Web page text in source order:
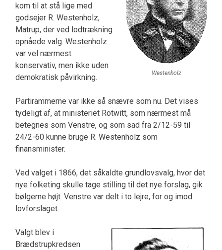
Westenholz
kom til at stå lige med
godsejer R. Westen­holz,
Matrup, der ved lodtrækning
opnåede valg. Westenholz
var vel nærmest
konservativ, men ikke uden
demokratisk påvirkning.
Partirammerne var ikke så snævre som nu. Det vises
tydeligt af, at mi­nisteriet Rotwitt, som nærmest må
betegnes som Venstre, og som sad fra 2/12-59 til
24/2-60 kunne bruge R. Westenholz som
finansminister.
Ved val­get i 1866, det såkaldte grundlovsvalg, hvor det
nye folketing skulle tage stilling til det nye forslag, gik
bølgerne højt. Venstre var delt i to lejre, for og imod
lovforslaget.
Valgt blev i
Brædstrupkredsen